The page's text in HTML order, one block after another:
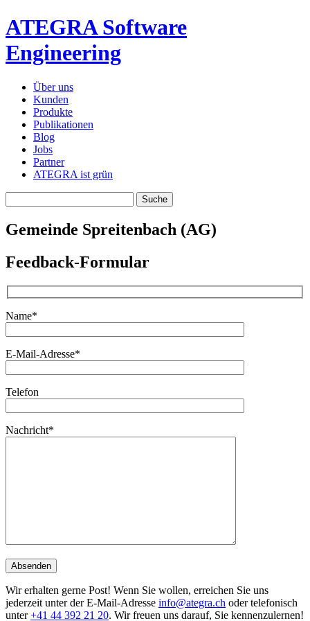
ATEGRA Software
Engineering
Über uns
Kunden
Produkte
Publikationen
Blog
Jobs
Partner
ATEGRA ist grün
Gemeinde Spreitenbach (AG)
Feedback-Formular
Name*
E-Mail-Adresse*
Telefon
Nachricht*
Wir erhalten gerne Post! Wenn Sie wollen, erreichen Sie uns
jederzeit unter der E-Mail-Adresse info@ategra.ch oder telefonisch
unter+41 44 392 21 20. Wir freuen uns darauf, Sie kennenzulernen!